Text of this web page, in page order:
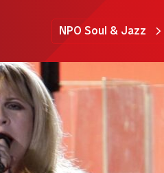
NPO Soul & Jazz